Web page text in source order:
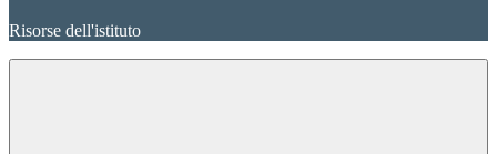
Risorse dell'istituto